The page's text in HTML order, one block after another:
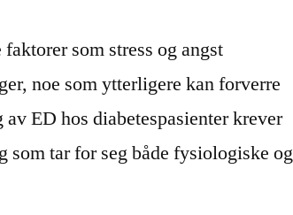
som stress og angst
noe som ytterligere kan forverre
ED hos diabetespasienter krever
tar for seg både fysiologiske og